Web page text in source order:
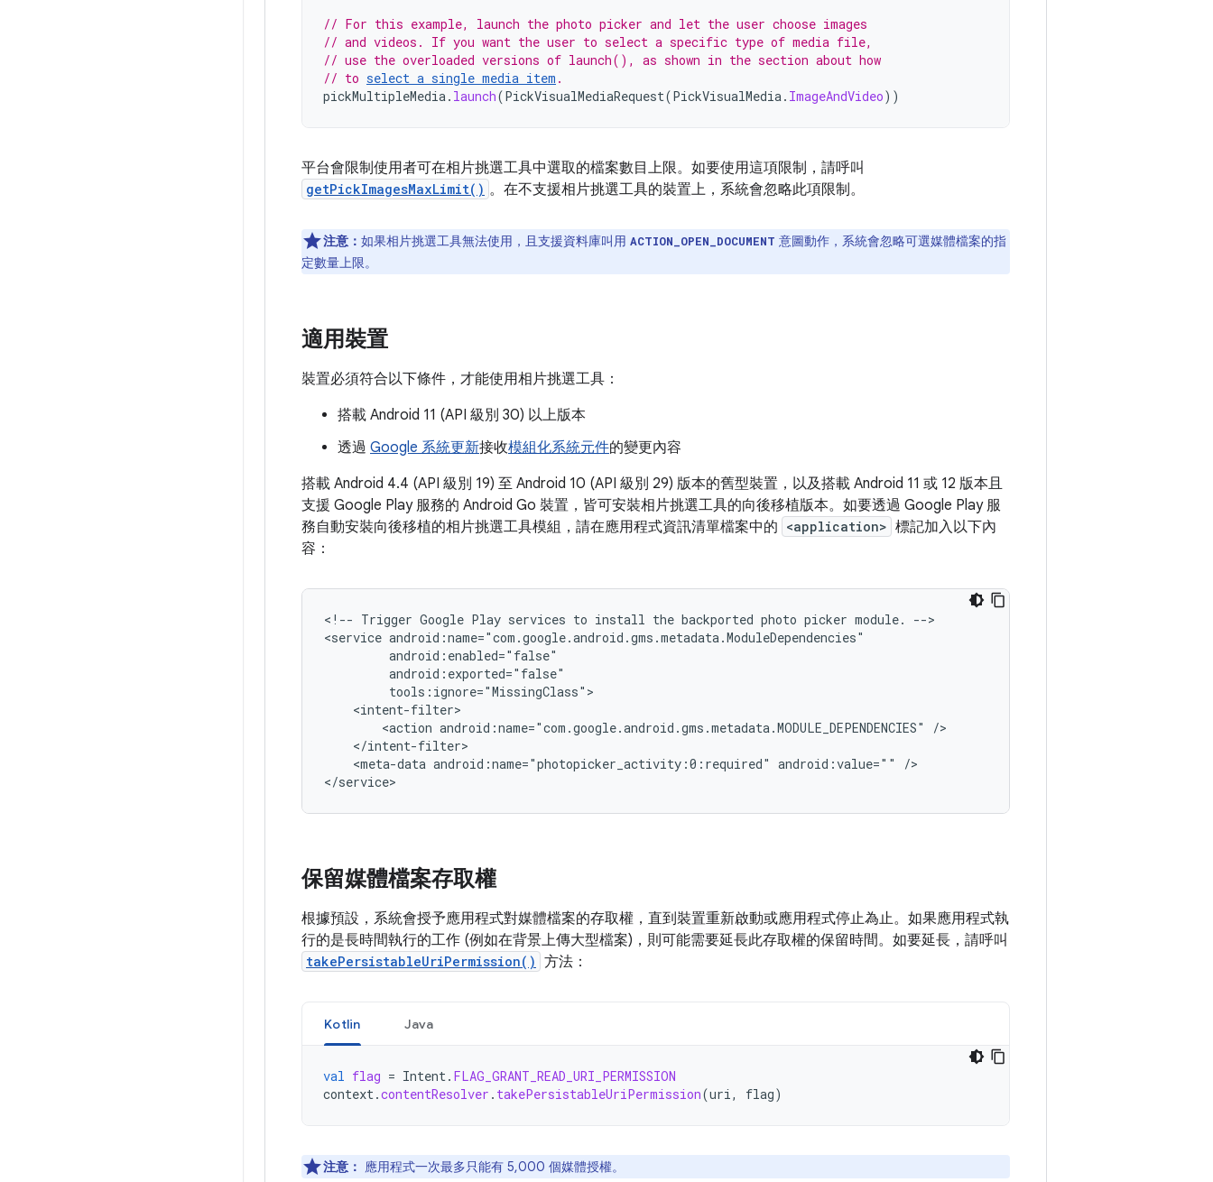
// For this example, launch the photo picker and let the user choose images
// and videos. If you want the user to select a specific type of media file,
// use the overloaded versions of launch(), as shown in the section about how
// to select a single media item .
pickMultipleMedia. launch(PickVisualMediaRequest(PickVisualMedia. ImageAndVideo))
平台會限制使用者可在相片挑選工具中選取的檔案數目上限。如要使用這項限制，請呼叫
getPickImagesMaxLimit() 。在不支援相片挑選工具的裝置上，系統會忽略此項限制。
注意： 如果相片挑選工具無法使用，且支援資料庫叫用 ACTION_OPEN_DOCUMENT 意圖動作，系統會忽略可選媒體檔案的指
定數量上限。
適用裝置
裝置必須符合以下條件，才能使用相片挑選工具：
搭載 Android 11 (API 級別 30) 以上版本
透過 Google 系統更新接收模組化系統元件的變更內容
搭載 Android 4.4 (API 級別 19) 至 Android 10 (API 級別 29) 版本的舊型裝置，以及搭載 Android 11 或 12 版本且
支援 Google Play 服務的 Android Go 裝置，皆可安裝相片挑選工具的向後移植版本。如要透過 Google Play 服
務自動安裝向後移植的相片挑選工具模組，請在應用程式資訊清單檔案中的 <application> 標記加入以下內
容：
<!-- Trigger Google Play services to install the backported photo picker module.
-->
<service
<action android:name="com.google.android.gms.metadata.MODULE_DEPENDENCIES"
<meta-data android:name="photopicker_activity:0:required" android:value=""
/>
保留媒體檔案存取權
根據預設，系統會授予應用程式對媒體檔案的存取權，直到裝置重新啟動或應用程式停止為止。如果應用程式執
行的是長時間執行的工作 (例如在背景上傳大型檔案)，則可能需要延長此存取權的保留時間。如要延長，請呼叫
takePersistableUriPermission() 方法：
Kotlin Java
val flag = Intent. FLAG_GRANT_READ_URI_PERMISSION
context.contentResolver . takePersistableUriPermission(uri, flag)
注意： 應用程式一次最多只能有 5,000 個媒體授權。